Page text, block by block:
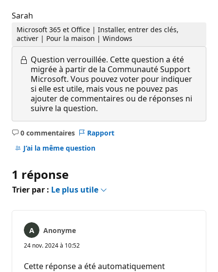
Sarah
Microsoft 365 et Office | Installer, entrer des clés,
activer | Pour la maison | Windows
Question verrouillée. Cette question a été
migrée à partir de la Communauté Support
Microsoft. Vous pouvez voter pour indiquer
si elle est utile, mais vous ne pouvez pas
ajouter de commentaires ou de réponses ni
suivre la question.
0 commentaires
Aucun
commentaire
Rapport
J’ai la même question
1 réponse
Trier par : Le plus utile
Anonyme
24 nov. 2024 à 10:52
Cette réponse a été automatiquement